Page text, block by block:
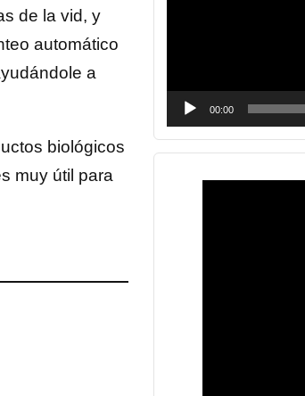
de la vid, y
automático
a
biológicos
muy útil para
00:00